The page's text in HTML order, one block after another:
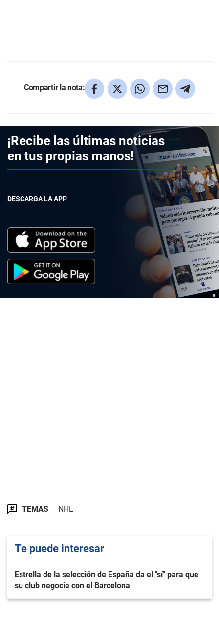
Compartir la nota:
¡Recibe las últimas noticias
en tus propias manos!
DESCARGA LA APP
TEMAS NHL
Te puede interesar
Estrella de la selección de España da el "sí" para que
su club negocie con el Barcelona